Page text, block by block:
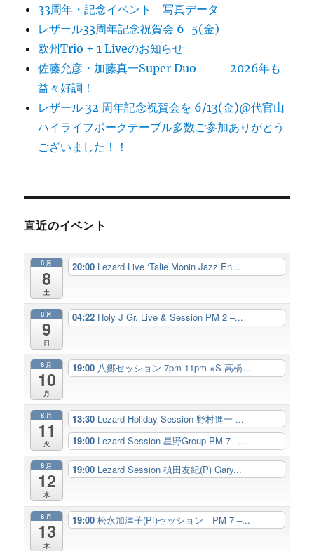
33周年・記念イベント 写真データ
レザール33周年記念祝賀会 6-5(金)
欧州Trio + 1 Liveのお知らせ
佐藤允彦・加藤真一Super Duo 2026年も
益々好調！
レザール 32 周年記念祝賀会を 6/13(金)@代官山
ハイライフポークテーブル多数ご参加ありがとう
ございました！！
直近のイベント
8月
8
土
20:00 Lezard Live ‘Talie Monin Jazz En...
8月
9
日
04:22 Holy J Gr. Live & Session PM 2 –...
8月
10
月
19:00 八郷セッション 7pm-11pm ※S 高橋...
8月
11
火
13:30 Lezard Holiday Session 野村進一 ...
19:00 Lezard Session 星野Group PM 7 –...
8月
12
水
19:00 Lezard Session 槙田友紀(P) Gary...
8月
13
木
19:00松永加津子(Pf)セッション PM 7 –...